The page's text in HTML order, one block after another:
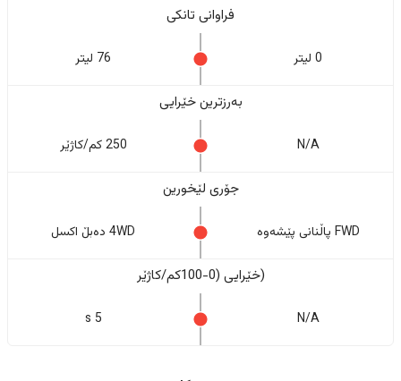
فراوانی تانکی
0 لیتر 76 لیتر
بەرزترین خێرایی
N/A 250 کم/کاژێر
جۆری لێخورین
FWD پاڵنانی پێشەوە 4WD دەبڵ اکسل
(خێرایی (0-100کم/کاژێر
N/A
5 s